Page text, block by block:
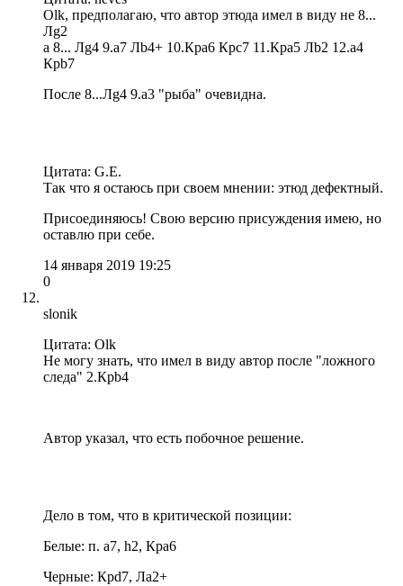
Olk, предполагаю, что автор этюда имел в виду не 8...
Лg2
а 8... Лg4 9.a7 Лb4+ 10.Крa6 Крc7 11.Крa5 Лb2 12.a4
Крb7
После 8...Лg4 9.a3 "рыба" очевидна.
Цитата: G.E.
Так что я остаюсь при своем мнении: этюд дефектный.
Присоединяюсь! Свою версию присуждения имею, но
оставлю при себе.
14 января 2019 19:25
0
slonik
Цитата: Olk
Не могу знать, что имел в виду автор после "ложного
следа" 2.Крb4
Автор указал, что есть побочное решение.
Дело в том, что в критической позиции:
Белые: п. а7, h2, Кра6
Черные: Крd7, Ла2+